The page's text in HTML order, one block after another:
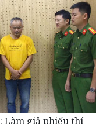
Làm giả phiếu thí
đốc doanh nghiệp ở